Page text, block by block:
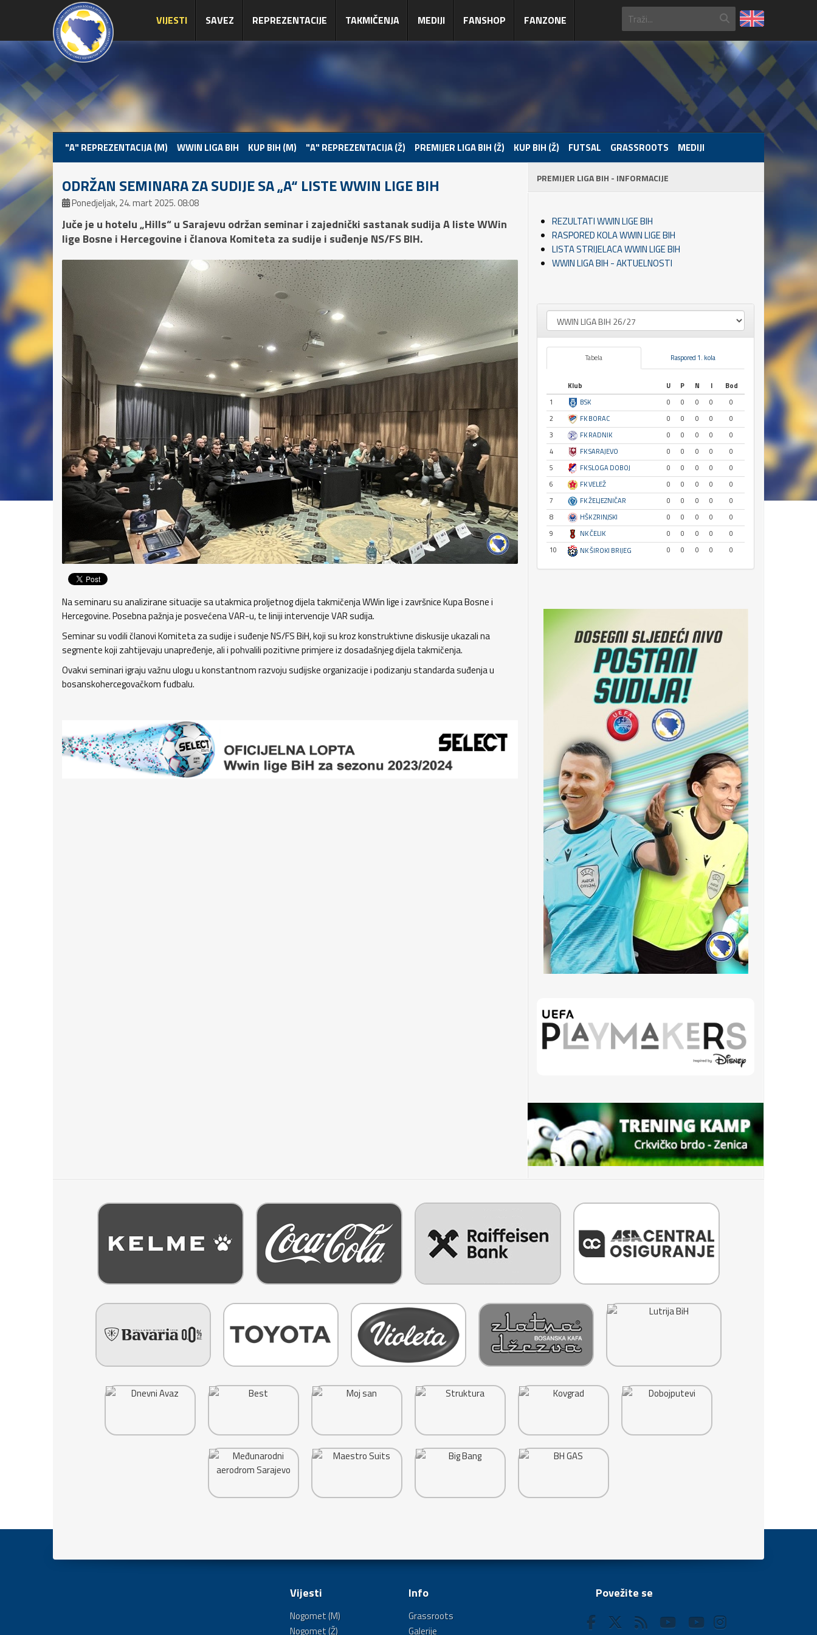
VIJESTI SAVEZ REPREZENTACIJE TAKMIČENJA MEDIJI FANSHOP FANZONE
"A" REPREZENTACIJA (M) WWIN LIGA BIH KUP BIH (M) "A" REPREZENTACIJA (Ž) PREMIJER LIGA BIH (Ž) KUP BIH (Ž) FUTSAL GRASSROOTS MEDIJI
ODRŽAN SEMINARA ZA SUDIJE SA „A“ LISTE WWIN LIGE BIH
Ponedjeljak, 24. mart 2025. 08:08
Juče je u hotelu „Hills“ u Sarajevu održan seminar i zajednički sastanak sudija A liste WWin
lige Bosne i Hercegovine i članova Komiteta za sudije i suđenje NS/FS BIH.
Na seminaru su analizirane situacije sa utakmica proljetnog dijela takmičenja WWin lige i završnice Kupa Bosne i
Hercegovine. Posebna pažnja je posvećena VAR-u, te liniji intervencije VAR sudija.
Seminar su vodili članovi Komiteta za sudije i suđenje NS/FS BiH, koji su kroz konstruktivne diskusije ukazali na
segmente koji zahtijevaju unapređenje, ali i pohvalili pozitivne primjere iz dosadašnjeg dijela takmičenja.
Ovakvi seminari igraju važnu ulogu u konstantnom razvoju sudijske organizacije i podizanju standarda suđenja u
bosanskohercegovačkom fudbalu.
PREMIJER LIGA BIH - INFORMACIJE
REZULTATI WWIN LIGE BIH
RASPORED KOLA WWIN LIGE BIH
LISTA STRIJELACA WWIN LIGE BIH
WWIN LIGA BIH - AKTUELNOSTI
Tabela Raspored 1. kola
Klub U P N I
Bod
1
BSK 0 0 0 0
0
2
FK BORAC 0 0 0 0
0
3
FK RADNIK 0 0 0 0
0
4
FK SARAJEVO 0 0 0 0
0
5
FK SLOGA DOBOJ 0 0 0 0
0
6
FK VELEŽ 0 0 0 0
0
7
FK ŽELJEZNIČAR 0 0 0 0
0
8
HŠK ZRINJSKI 0 0 0 0
0
9
NK ČELIK 0 0 0 0
0
10
NK ŠIROKI BRIJEG 0 0 0 0 0
Vijesti
Nogomet (M)
Nogomet (Ž)
Info
Grassroots
Galerije
Povežite se